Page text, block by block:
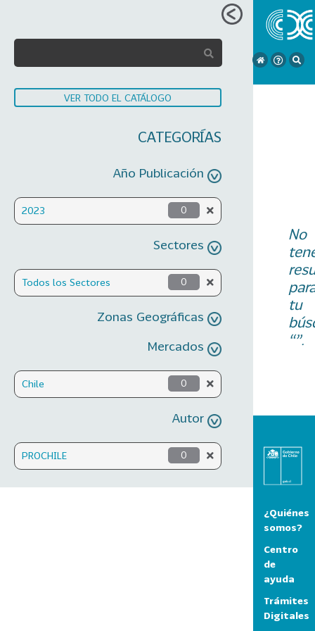
VER TODO EL CATÁLOGO
CATEGORÍAS
Año Publicación
2023 0
Sectores
Todos los Sectores 0
Zonas Geográficas
Mercados
Chile 0
Autor
PROCHILE 0
No
tu
“”.
¿Quiénes
somos?
Centro
de
ayuda
Trámites
Digitales